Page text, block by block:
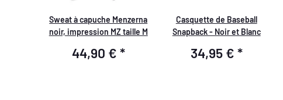
Sweat à capuche Menzerna
noir, impression MZ taille M
44,90 € *
Casquette de Baseball
Snapback - Noir et Blanc
34,95 € *